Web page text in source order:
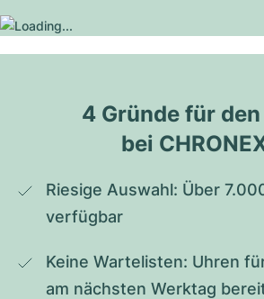
4 Gründe für
bei
Riesige Auswahl: Über
verfügbar
Keine Wartelisten: Uhren
am nächsten Werktag